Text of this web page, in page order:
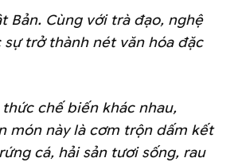
Bản. Cùng với trà đạo, nghệ
trở thành nét văn hóa đặc
chế biến khác nhau,
món này là cơm trộn dấm kết
cá, hải sản tươi sống, rau